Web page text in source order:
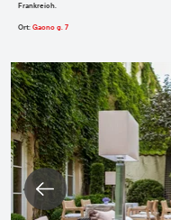
Frankreich.
Ort: Gaono g. 7